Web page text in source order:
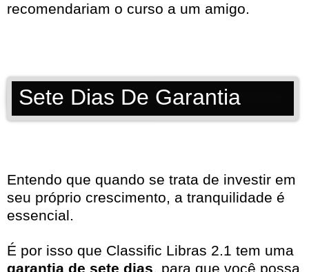
recomendariam o curso a um amigo.
Sete Dias De Garantia
Entendo que quando se trata de investir em
seu próprio crescimento, a tranquilidade é
essencial.
É por isso que Classific Libras 2.1 tem uma
garantia de sete dias, para que você possa